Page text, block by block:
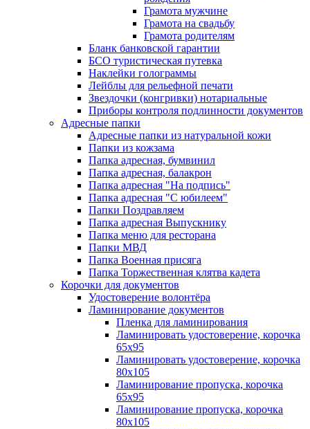
Грамота мужчине
Грамота на свадьбу
Грамота родителям
Бланк банковской гарантии
БСО туристическая путевка
Наклейки голограммы
Лейблы для рельефной печати
Звездочки (конгривки) нотариальные
Приборы контроля подлинности документов
Адресные папки
Адресные папки из натуральной кожи
Папки из кожзама
Папка адресная, бумвинил
Папка адресная, балакрон
Папка адресная "На подпись"
Папка адресная "C юбилеем"
Папки Поздравляем
Папка адресная Выпускнику
Папка меню для ресторана
Папки МВД
Папка Военная присяга
Папка Торжественная клятва кадета
Корочки для документов
Удостоверение волонтёра
Ламинирование документов
Пленка для ламинирования
Ламинировать удостоверение, корочка
65х95
Ламинировать удостоверение, корочка
80х105
Ламинирование пропуска, корочка
65х95
Ламинирование пропуска, корочка
80х105